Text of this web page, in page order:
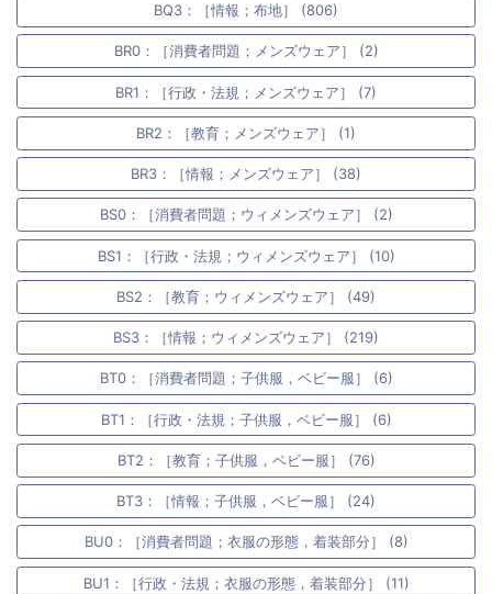
BQ3：［情報；布地］ (806)
BR0：［消費者問題；メンズウェア］ (2)
BR1：［行政・法規；メンズウェア］ (7)
BR2：［教育；メンズウェア］ (1)
BR3：［情報；メンズウェア］ (38)
BS0：［消費者問題；ウィメンズウェア］ (2)
BS1：［行政・法規；ウィメンズウェア］ (10)
BS2：［教育；ウィメンズウェア］ (49)
BS3：［情報；ウィメンズウェア］ (219)
BT0：［消費者問題；子供服，ベビー服］ (6)
BT1：［行政・法規；子供服，ベビー服］ (6)
BT2：［教育；子供服，ベビー服］ (76)
BT3：［情報；子供服，ベビー服］ (24)
BU0：［消費者問題；衣服の形態，着装部分］ (8)
BU1：［行政・法規；衣服の形態，着装部分］ (11)